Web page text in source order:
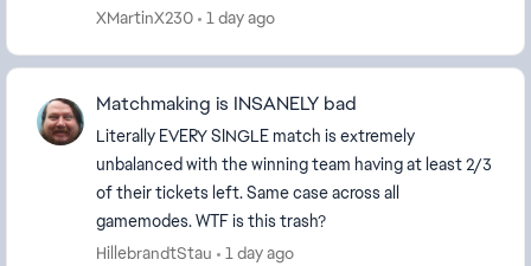
jemand, warum der Modus entfernt wurde? Bei
XMartinX230 1 day ago
Matchmaking is INSANELY bad
Literally EVERY SINGLE match is extremely
unbalanced with the winning team having at least 2/3
of their tickets left. Same case across all
gamemodes. WTF is this trash?
HillebrandtStau
1 day ago